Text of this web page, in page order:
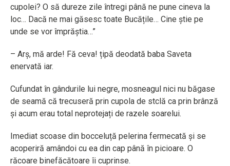
cupolei? O să dureze zile întregi până ne pune cineva la
loc… Dacă ne mai găsesc toate Bucățile… Cine știe pe
unde se vor împrăștia…”
– Arș, mă arde! Fă ceva! țipă deodată baba Saveta
enervată iar.
Cufundat în gândurile lui negre, mosneagul nici nu băgase
de seamă că trecuseră prin cupola de stclă ca prin brânză
și acum erau total neprotejați de razele soarelui.
Imediat scoase din bocceluță pelerina fermecată și se
acoperiră amândoi cu ea din cap până în picioare. O
răcoare binefăcătoare îi cuprinse.